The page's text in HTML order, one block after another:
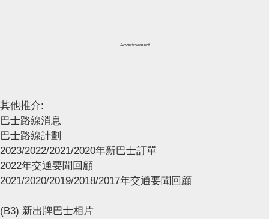
Advertisement
其他推介:
巴士路線消息
巴士路線計劃
2023/2022/2021/2020年新巴士訂單
2022年交通要聞回顧
2021/2020/2019/2018/2017年交通要聞回顧
(B3) 新出牌巴士相片